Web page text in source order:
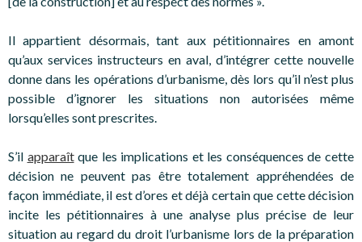
Il appartient désormais, tant aux pétitionnaires en amont
qu’aux services instructeurs en aval, d’intégrer cette nouvelle
donne dans les opérations d’urbanisme, dès lors qu’il n’est plus
possible d’ignorer les situations non autorisées même
lorsqu’elles sont prescrites.
S’il apparaîtque les implications et les conséquences de cette
décision ne peuvent pas être totalement appréhendées de
façon immédiate, il est d’ores et déjà certain que cette décision
incite les pétitionnaires à une analyse plus précise de leur
situation au regard du droit l’urbanisme lors de la préparation